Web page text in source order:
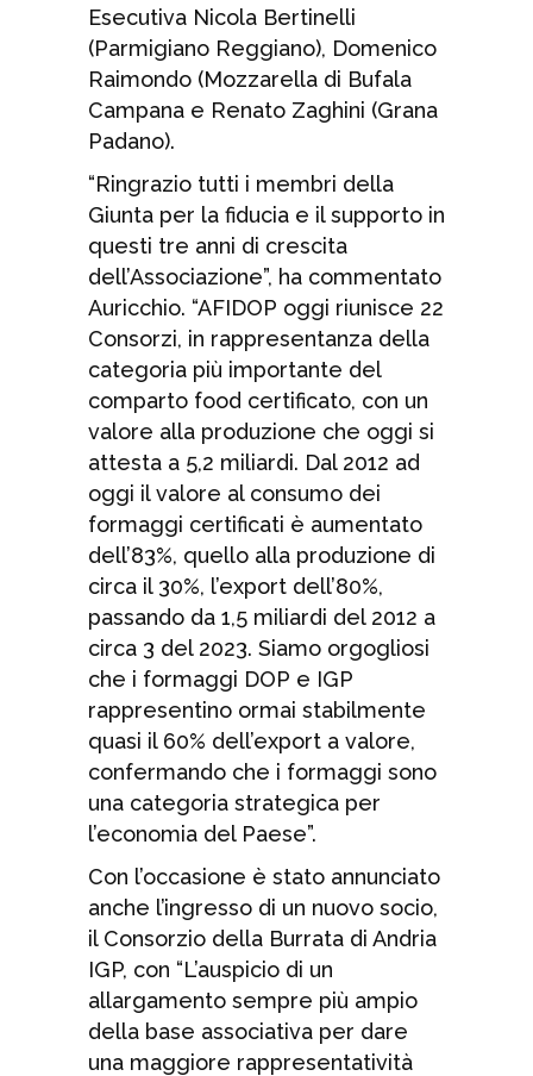
Esecutiva Nicola Bertinelli
(Parmigiano Reggiano), Domenico
Raimondo (Mozzarella di Bufala
Campana e Renato Zaghini (Grana
Padano).
“Ringrazio tutti i membri della
Giunta per la fiducia e il supporto in
questi tre anni di crescita
dell’Associazione”, ha commentato
Auricchio. “AFIDOP oggi riunisce 22
Consorzi, in rappresentanza della
categoria più importante del
comparto food certificato, con un
valore alla produzione che oggi si
attesta a 5,2 miliardi. Dal 2012 ad
oggi il valore al consumo dei
formaggi certificati è aumentato
dell’83%, quello alla produzione di
circa il 30%, l’export dell’80%,
passando da 1,5 miliardi del 2012 a
circa 3 del 2023. Siamo orgogliosi
che i formaggi DOP e IGP
rappresentino ormai stabilmente
quasi il 60% dell’export a valore,
confermando che i formaggi sono
una categoria strategica per
l’economia del Paese”.
Con l’occasione è stato annunciato
anche l’ingresso di un nuovo socio,
il Consorzio della Burrata di Andria
IGP, con “L’auspicio di un
allargamento sempre più ampio
della base associativa per dare
una maggiore rappresentatività